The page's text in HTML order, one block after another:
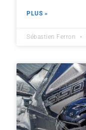
PLUS »
Sébastien Ferron